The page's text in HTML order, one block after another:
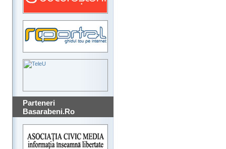
Parteneri
Basarabeni.Ro